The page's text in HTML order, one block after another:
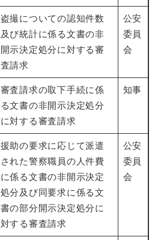
盗撮についての認知件数
及び統計に係る文書の非
開示決定処分に対する審
査請求
公安
委員
会
審査請求の取下手続に係
る文書の非開示決定処分
に対する審査請求
知事
援助の要求に応じて派遣
された警察職員の人件費
に係る文書の非開示決定
処分及び同要求に係る文
書の部分開示決定処分に
対する審査請求
公安
委員
会